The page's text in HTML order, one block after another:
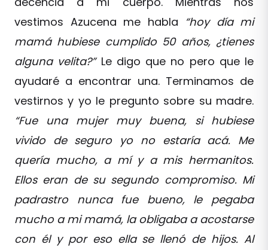
vestimos Azucena me habla “hoy día mi
mamá hubiese cumplido 50 años, ¿tienes
alguna velita?”Le digo que no pero que le
ayudaré a encontrar una. Terminamos de
vestirnos y yo le pregunto sobre su madre.
“Fue una mujer muy buena, si hubiese
vivido de seguro yo no estaría acá. Me
quería mucho, a mí y a mis hermanitos.
Ellos eran de su segundo compromiso. Mi
padrastro nunca fue bueno, le pegaba
mucho a mi mamá, la obligaba a acostarse
con él y por eso ella se llenó de hijos. Al